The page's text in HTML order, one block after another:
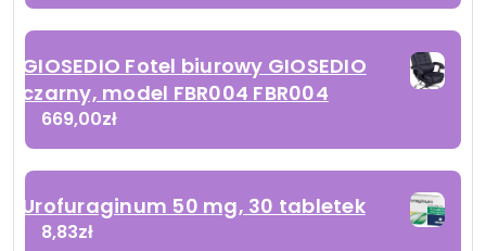
GIOSEDIO Fotel biurowy GIOSEDIO
czarny, model FBR004 FBR004
669,00zł
Urofuraginum 50 mg, 30 tabletek
8,83zł